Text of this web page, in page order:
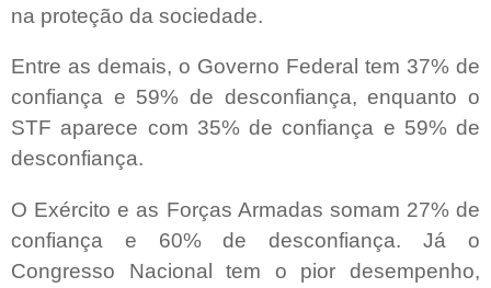
na proteção da sociedade.
Entre as demais, o Governo Federal tem 37% de
confiança e 59% de desconfiança, enquanto o
STF aparece com 35% de confiança e 59% de
desconfiança.
O Exército e as Forças Armadas somam 27% de
confiança e 60% de desconfiança. Já o
Congresso Nacional tem o pior desempenho,